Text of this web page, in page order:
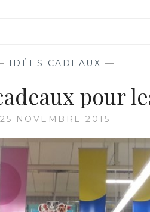
IDÉES CADEAUX —
pour
25 NOVEMBRE 2015